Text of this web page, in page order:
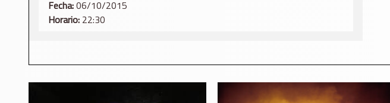
Fecha:06/10/2015
Horario: 22:30